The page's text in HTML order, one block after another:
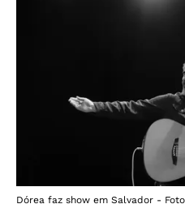
Dórea faz show em Salvador -